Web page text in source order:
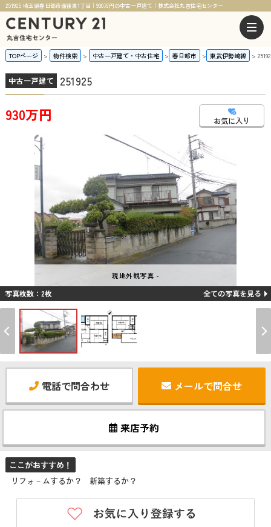
251925 埼玉県春日部市備後東1丁目｜930万円の中古一戸建て｜株式会社丸吉住宅センター
TOPページ 物件検索 中古一戸建て・中古住宅 春日部市 東武伊勢崎線
中古一戸建て 251925
930万円 お気に入り
現地外観写真 -
写真枚数：2枚 全ての写真を見る
電話で問合わせ メールで問合せ
来店予約
ここがおすすめ！
リフォ－ムするか？ 新築するか？